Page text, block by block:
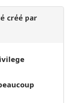
créé par